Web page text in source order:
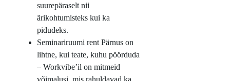
suurepäraselt nii
ärikohtumisteks kui ka
pidudeks.
Seminariruumi rent Pärnus on
lihtne, kui teate, kuhu pöörduda
– Workvibe’il on mitmeid
võimalusi, mis rahuldavad ka